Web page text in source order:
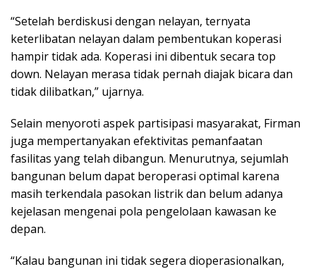
“Setelah berdiskusi dengan nelayan, ternyata
keterlibatan nelayan dalam pembentukan koperasi
hampir tidak ada. Koperasi ini dibentuk secara top
down. Nelayan merasa tidak pernah diajak bicara dan
tidak dilibatkan,” ujarnya.
Selain menyoroti aspek partisipasi masyarakat, Firman
juga mempertanyakan efektivitas pemanfaatan
fasilitas yang telah dibangun. Menurutnya, sejumlah
bangunan belum dapat beroperasi optimal karena
masih terkendala pasokan listrik dan belum adanya
kejelasan mengenai pola pengelolaan kawasan ke
depan.
“Kalau bangunan ini tidak segera dioperasionalkan,